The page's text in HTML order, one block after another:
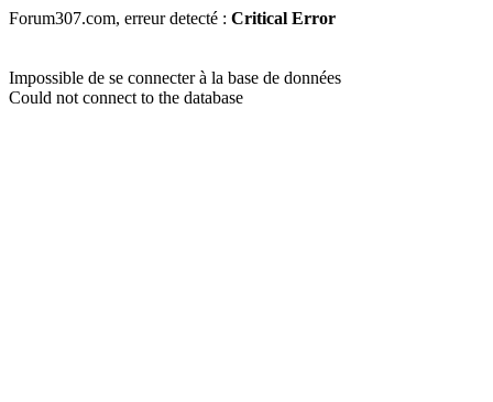
Forum307.com, erreur detecté : Critical Error
Impossible de se connecter à la base de données
Could not connect to the database